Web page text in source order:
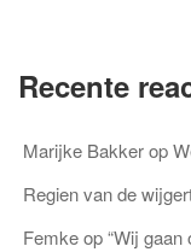
Recente
Marijke Bakkerop
Regien van de
Femkeop“Wij gaan